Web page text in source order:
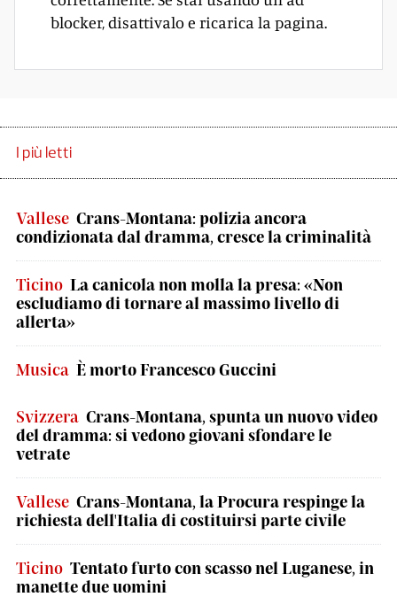
blocker, disattivalo e ricarica la pagina.
I più letti
Vallese Crans-Montana: polizia ancora
condizionata dal dramma, cresce la criminalità
Ticino La canicola non molla la presa: «Non
escludiamo di tornare al massimo livello di
allerta»
Musica È morto Francesco Guccini
Svizzera Crans-Montana, spunta un nuovo video
del dramma: si vedono giovani sfondare le
vetrate
Vallese Crans-Montana, la Procura respinge la
richiesta dell'Italia di costituirsi parte civile
Ticino Tentato furto con scasso nel Luganese, in
manette due uomini